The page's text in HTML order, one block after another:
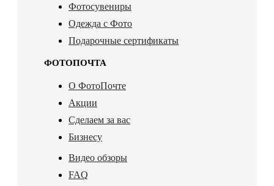
Фотосувениры
Одежда с Фото
Подарочные сертификаты
ФОТОПОЧТА
О ФотоПочте
Акции
Сделаем за вас
Бизнесу
Видео обзоры
FAQ